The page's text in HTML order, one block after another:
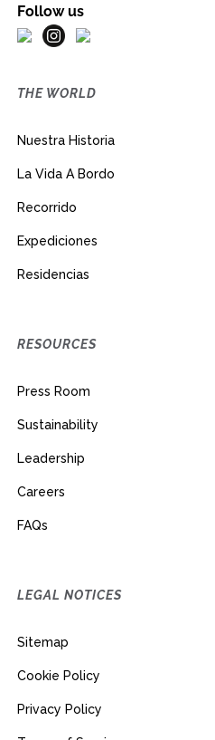
Follow us
THE WORLD
Nuestra Historia
La Vida A Bordo
Recorrido
Expediciones
Residencias
RESOURCES
Press Room
Sustainability
Leadership
Careers
FAQs
LEGAL NOTICES
Sitemap
Cookie Policy
Privacy Policy